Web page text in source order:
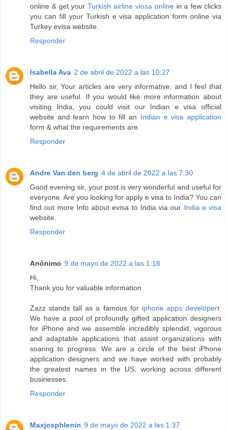
online & get yourTurkish airline viosa onlinein a few clicks
you can fill your Turkish e visa application form online via
Turkey evisa website.
Responder
Isabella Ava 2 de abril de 2022 a las 10:27
Hello sir, Your articles are very informative, and I feel that
they are useful. If you would like more information about
visiting India, you could visit our Indian e visa official
website and learn how to fill an Indian e visa application
form & what the requirements are.
Responder
Andre Van den berg 4 de abril de 2022 a las 7:30
Good evening sir, your post is very wonderful and useful for
everyone. Are you looking for apply e visa to India? You can
find out more Info about evisa to India via our India e visa
website.
Responder
Anónimo 9 de mayo de 2022 a las 1:18
Hi,
Thank you for valuable information
Zazz stands tall as a famous for iphone apps developerr.
We have a pool of profoundly gifted application designers
for iPhone and we assemble incredibly splendid, vigorous
and adaptable applications that assist organizations with
soaring to progress. We are a circle of the best iPhone
application designers and we have worked with probably
the greatest names in the US, working across different
businesses.
Responder
Maxjosphlenin 9 de mayo de 2022 a las 1:37